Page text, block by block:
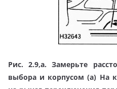
Рис. 2.9,а. Замерьте
выбора и корпусом (а) На